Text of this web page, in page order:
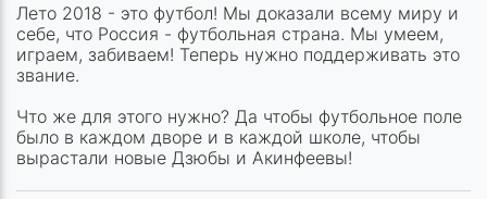
Лето 2018 - это футбол! Мы доказали всему миру и
себе, что Россия - футбольная страна. Мы умеем,
играем, забиваем! Теперь нужно поддерживать это
звание.
Что же для этого нужно? Да чтобы футбольное поле
было в каждом дворе и в каждой школе, чтобы
вырастали новые Дзюбы и Акинфеевы!